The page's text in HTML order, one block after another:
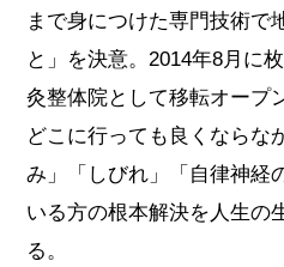
まで身につけた専門技術で
と」を決意。2014年8月に
灸整体院として移転オープ
どこに行っても良くならな
み」「しびれ」「自律神経
いる方の根本解決を人生の
る。